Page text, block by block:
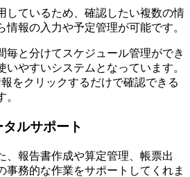
しているため、確認したい複数の情
報の入力や予定管理が可能です。
毎と分けてスケジュール管理ができ
いやすいシステムとなっています。
をクリックするだけで確認できる
ルサポート
、報告書作成や算定管理、帳票出
事務的な作業をサポートしてくれま